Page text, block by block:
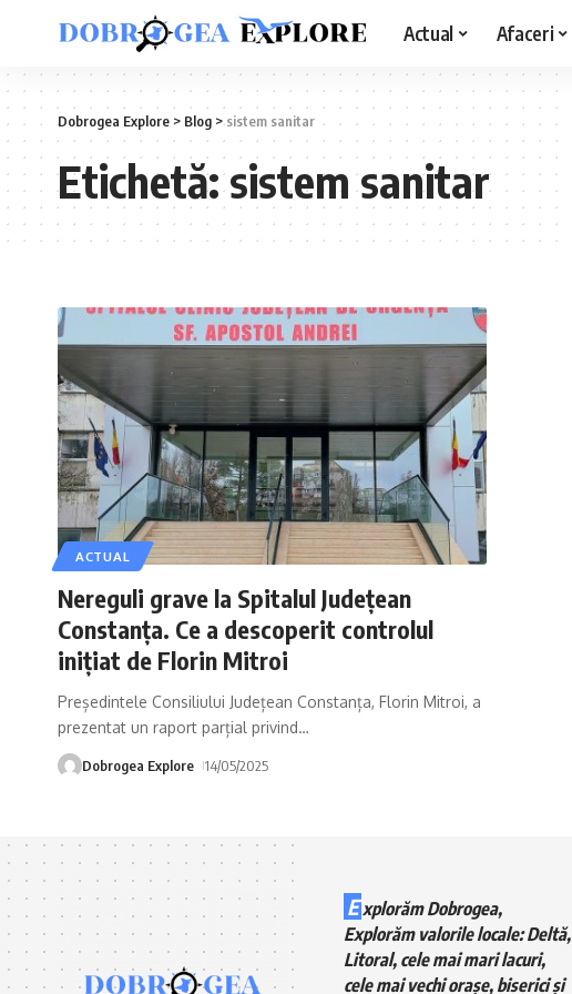
Actual Afaceri
Dobrogea Explore> Blog >sistem sanitar
Etichetă:sistem sanitar
ACTUAL
Nereguli grave la Spitalul Județean
Constanța. Ce a descoperit controlul
inițiat de Florin Mitroi
Președintele Consiliului Județean Constanța, Florin Mitroi, a
prezentat un raport parțial privind…
Dobrogea Explore 14/05/2025
E xplorăm Dobrogea,
Explorăm valorile locale: Deltă,
Litoral, cele mai mari lacuri,
cele mai vechi orașe, biserici și